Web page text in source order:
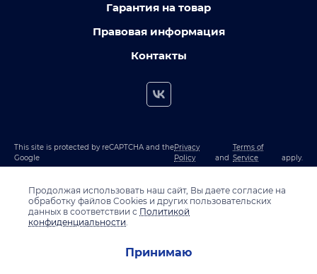
Гарантия на товар
Правовая информация
Контакты
This site is protected by reCAPTCHA and the
Google
Privacy
Policy
and
Terms of
Service
apply.
Продолжая использовать наш сайт, Вы даете согласие на
обработку файлов Cookies и других пользовательских
данных в соответствии с Политикой
конфиденциальности.
Принимаю